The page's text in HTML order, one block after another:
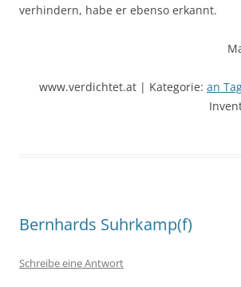
verhindern, habe er ebenso erkannt.
www.verdichtet.at | Kategorie: an
Bernhards Suhrkamp(f)
Schreibe eine Antwort